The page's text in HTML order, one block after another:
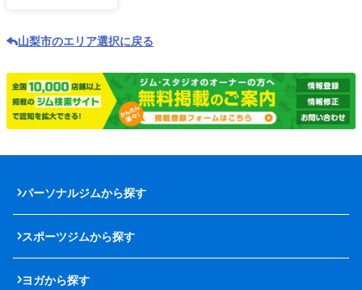
山梨市のエリア選択に戻る
パーソナルジムから探す
スポーツジムから探す
ヨガから探す